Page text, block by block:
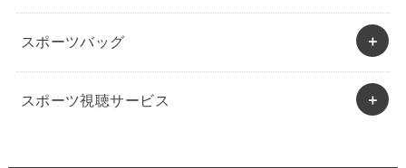
スポーツバッグ
スポーツ視聴サービス